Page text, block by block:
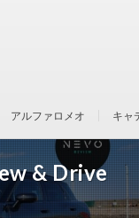
アルファロメオ キャ
& Drive